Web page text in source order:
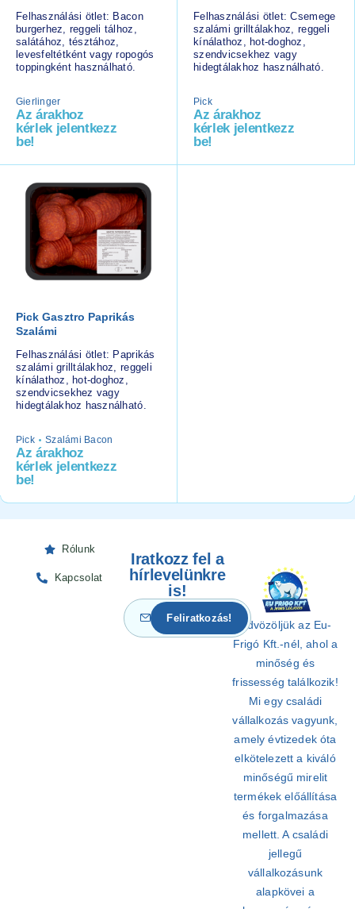
Felhasználási ötlet: Bacon
burgerhez, reggeli tálhoz,
salátához, tésztához,
levesfeltétként vagy ropogós
toppingként használható.
Gierlinger
Az árakhoz
kérlek jelentkezz
be!
Felhasználási ötlet: Csemege
szalámi grilltálakhoz, reggeli
kínálathoz, hot-doghoz,
szendvicsekhez vagy
hidegtálakhoz használható.
Pick
Az árakhoz
kérlek jelentkezz
be!
Pick Gasztro Paprikás
Szalámi
Felhasználási ötlet: Paprikás
szalámi grilltálakhoz, reggeli
kínálathoz, hot-doghoz,
szendvicsekhez vagy
hidegtálakhoz használható.
Pick Szalámi Bacon
Az árakhoz
kérlek jelentkezz
be!
Rólunk
Kapcsolat
Üdvözöljük az Eu-
Frigó Kft.-nél, ahol a
minőség és
frissesség találkozik!
Mi egy családi
vállalkozás vagyunk,
amely évtizedek óta
elkötelezett a kiváló
minőségű mirelit
termékek előállítása
és forgalmazása
mellett. A családi
jellegű
vállalkozásunk
alapkövei a
Iratkozz fel a
hírlevelünkre
is!